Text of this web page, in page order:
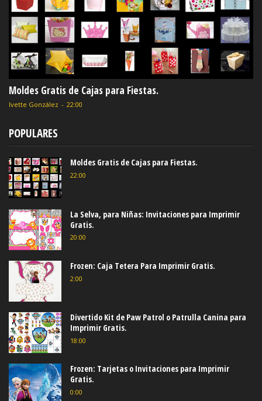
Moldes Gratis de Cajas para Fiestas.
Ivette González - 22:00
POPULARES
Moldes Gratis de Cajas para Fiestas.
22:00
La Selva, para Niñas: Invitaciones para Imprimir
Gratis.
20:00
Frozen: Caja Tetera Para Imprimir Gratis.
2:00
Divertido Kit de Paw Patrol o Patrulla Canina para
Imprimir Gratis.
18:00
Frozen: Tarjetas o Invitaciones para Imprimir
Gratis.
0:00